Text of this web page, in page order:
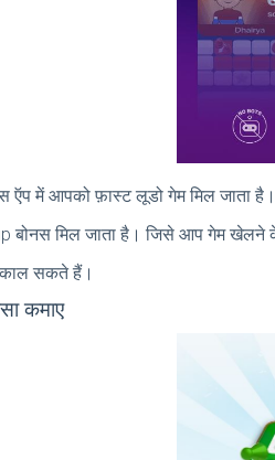
ऍप में आपको फ़ास्ट लूडो गेम मिल जाता
बोनस मिल जाता है। जिसे आप गेम
सकते हैं।
कमाए